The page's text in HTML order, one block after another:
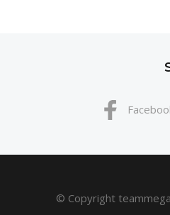
© Copyright